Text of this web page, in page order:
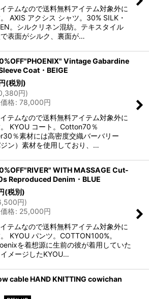
テムなので送料無料アイテム対象外に
AXIS アクシス シャツ。30% SILK・
。シルクリネン混紡。テキスタイル
表面がシルク、裏面が…
Vintage Gabardine
Coat・BEIGE
(税別)
円)
格: 78,000円
テムなので送料無料アイテム対象外に
KYOU コート。Cotton70％
％素材には高密度交織バーバリー
ジン）素材を使用しており、…
WITH MASSAGE Cut-
Reproduced Denim・BLUE
(税別)
円)
格: 25,000円
テムなので送料無料アイテム対象外に
KYOU パンツ。COTTON100%。
を着想源に生前の彼が着用していた
メージしたKYOU…
cable HAND KNITTING cowichan